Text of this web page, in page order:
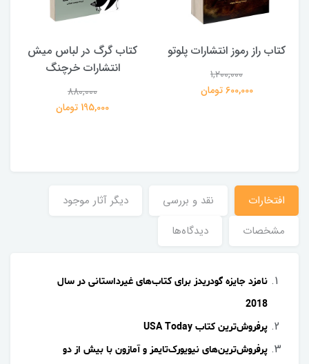
کتاب راز رموز انتشارات پلوتو
1,200,000
600,000 تومان
کتاب گرگ در لباس میش
انتشارات خرچنگ
880,000
195,000 تومان
افتخارات نقد و بررسی
دیگر آثار موجود
مشخصات
دیدگاه‌ها
نامزد جایزه گودریدز برای کتاب‌های غیرداستانی در سال
2018
پرفروش‌ترین کتاب USA Today
پرفروش‌ترین‌های نیویورک‌تایمز و آمازون با بیش از دو